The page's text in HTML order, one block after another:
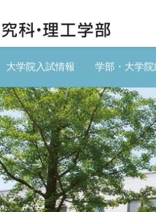
大学院入試情報 学部・大学院